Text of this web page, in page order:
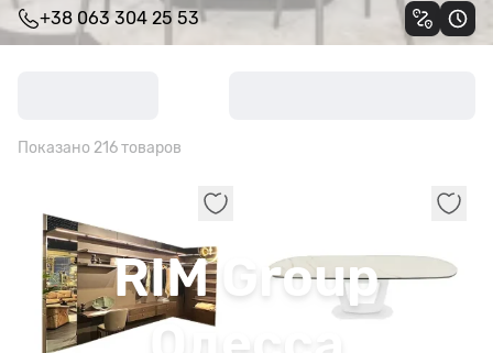
Одесса
RIM Group
+38 063 304 25 53
Показано 216 товаров